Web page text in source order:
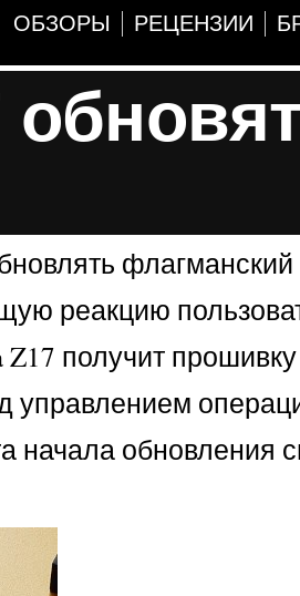
ОБЗОРЫ РЕЦЕНЗИИ
реакцию
получит
управлением
начала обновления